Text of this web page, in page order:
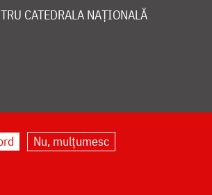
CATEDRALA NAȚIONALĂ
Nu, mulțumesc